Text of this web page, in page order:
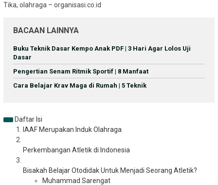
Tika, olahraga – organisasi.co.id
BACAAN LAINNYA
Buku Teknik Dasar Kempo Anak PDF | 3 Hari Agar Lolos Uji
Dasar
Pengertian Senam Ritmik Sportif | 8 Manfaat
Cara Belajar Krav Maga di Rumah | 5 Teknik
Daftar Isi
IAAF Merupakan Induk Olahraga
Perkembangan Atletik di Indonesia
Bisakah Belajar Otodidak Untuk Menjadi Seorang Atletik?
Muhammad Sarengat